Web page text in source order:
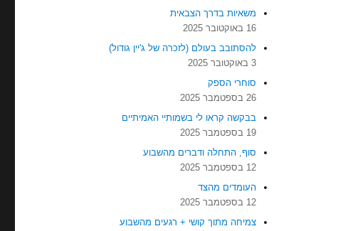
משאיות בדרך הצבאית
16 באוקטובר 2025
להסתובב בעולם (לזכרה של ג'יין גודול)
3 באוקטובר 2025
סוחרי הספק
26 בספטמבר 2025
בבקשה קראו לי בשמותיי האמיתיים
19 בספטמבר 2025
סוף, התחלה ודברים מהשבוע
12 בספטמבר 2025
העומדים מהצד
12 בספטמבר 2025
צמיחה מתוך קושי + רגעים מהשבוע